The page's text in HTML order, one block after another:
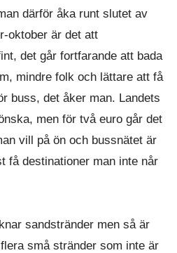
därför åka runt slutet av
oktober är det att
det går fortfarande att bada
mindre folk och lättare att få
buss, det åker man. Landets
men för två euro går det
vill på ön och bussnätet är
få destinationer man inte når
sandstränder men så är
små stränder som inte är